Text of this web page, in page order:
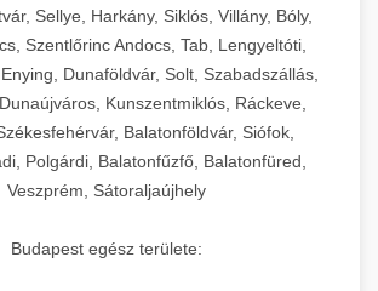
chef-iparikonyhagepek.hu
kereskedelmi tésztakeverő
előkészítéshez. Precíziós vágás
vastagság beállítással.
chef-iparikonyhagepek.hu
professzionális élelmiszer szeletelő
Gép +
vákuumcsomagoló berendezések
tartósításához. Hosszabbítsa a
időt és tartsa meg a termék
frissességét.
Gép +
gépek professzionális
lezárási és tartósítási megoldások.
Sellye, Harkány, Siklós, Villány, Bóly,
Szentlőrinc Andocs, Tab, Lengyeltóti,
Dunaföldvár, Solt, Szabadszállás,
Kunszentmiklós, Ráckeve,
Balatonföldvár, Siófok,
Polgárdi, Balatonfűzfő, Balatonfüred,
Veszprém, Sátoraljaújhely
Budapest egész területe: